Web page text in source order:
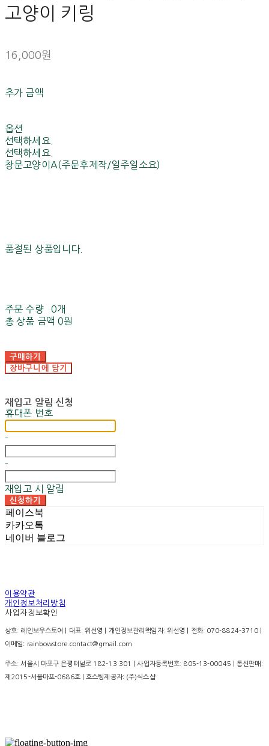
고양이 키링
16,000원
추가 금액
옵션
선택하세요.
선택하세요.
창문고양이A(주문후제작/일주일소요)
품절된 상품입니다.
주문 수량
0개
총 상품 금액 0원
구매하기
장바구니에 담기
재입고 알림 신청
휴대폰 번호
-
-
재입고 시 알림
신청하기
페이스북
카카오톡
네이버 블로그
이용약관
개인정보처리방침
사업자정보확인
상호: 레인보우스토어 | 대표: 위선영 | 개인정보관리책임자: 위선영 | 전화: 070-8824-3710 |
이메일: rainbowstore.contact@gmail.com
주소: 서울시 마포구 은평터널로 182-13 301 | 사업자등록번호: 805-13-00045 | 통신판매:
제2015-서울마포-0686호| 호스팅제공자: (주)식스샵